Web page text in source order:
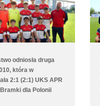
odniosła druga
która w
2:1 (2:1) UKS APR
dla Polonii